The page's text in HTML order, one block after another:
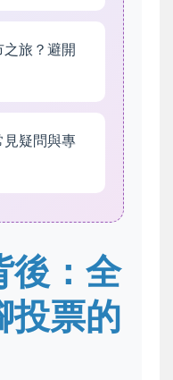
旅？避開
見疑問與專
後：全
投票的